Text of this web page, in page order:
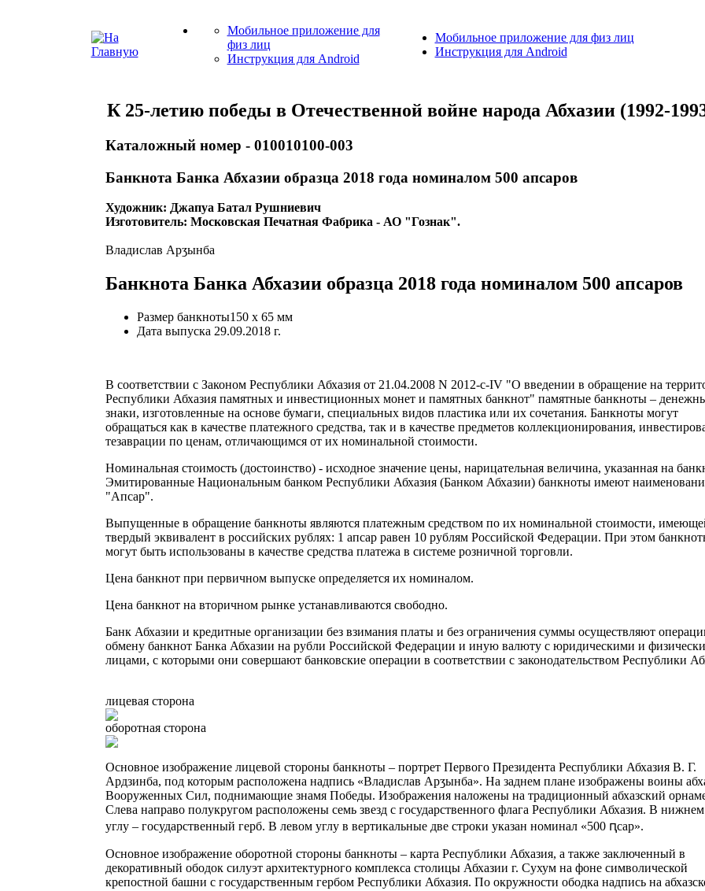
Мобильное приложение для
физ лиц
Инструкция для Android
Мобильное приложение для физ лиц
Инструкция для Android
К 25-летию победы в Отечественной войне народа Абхазии (1992-
Каталожный номер - 010010100-003
Банкнота Банка Абхазии образца 2018 года номиналом 500 апсаров
Художник: Джапуа Батал Рушниевич
Изготовитель: Московская Печатная Фабрика - АО "Гознак".
Владислав Арӡынба
Банкнота Банка Абхазии образца 2018 года номиналом 500 апсаров
Размер банкноты150 x 65 мм
Дата выпуска 29.09.2018 г.
В соответствии с Законом Республики Абхазия от 21.04.2008 N 2012-с-IV "О введении в обращение на
Республики Абхазия памятных и инвестиционных монет и памятных банкнот" памятные банкноты –
знаки, изготовленные на основе бумаги, специальных видов пластика или их сочетания. Банкноты могут
обращаться как в качестве платежного средства, так и в качестве предметов коллекционирования,
тезаврации по ценам, отличающимся от их номинальной стоимости.
Номинальная стоимость (достоинство) - исходное значение цены, нарицательная величина, указанная на
Эмитированные Национальным банком Республики Абхазия (Банком Абхазии) банкноты имеют
"Апсар".
Выпущенные в обращение банкноты являются платежным средством по их номинальной стоимости,
твердый эквивалент в российских рублях: 1 апсар равен 10 рублям Российской Федерации. При этом
могут быть использованы в качестве средства платежа в системе розничной торговли.
Цена банкнот при первичном выпуске определяется их номиналом.
Цена банкнот на вторичном рынке устанавливаются свободно.
Банк Абхазии и кредитные организации без взимания платы и без ограничения суммы осуществляют
обмену банкнот Банка Абхазии на рубли Российской Федерации и иную валюту с юридическими и
лицами, с которыми они совершают банковские операции в соответствии с законодательством Республики
лицевая сторона
оборотная сторона
Основное изображение лицевой стороны банкноты – портрет Первого Президента Республики Абхазия В. Г.
Ардзинба, под которым расположена надпись «Владислав Арӡынба». На заднем плане изображены воины
Вооруженных Сил, поднимающие знамя Победы. Изображения наложены на традиционный абхазский
Слева направо полукругом расположены семь звезд с государственного флага Республики Абхазия. В
углу – государственный герб. В левом углу в вертикальные две строки указан номинал «500 ԥсар».
Основное изображение оборотной стороны банкноты – карта Республики Абхазия, а также заключенный в
декоративный ободок силуэт архитектурного комплекса столицы Абхазии г. Сухум на фоне символической
крепостной башни с государственным гербом Республики Абхазия. По окружности ободка надпись на